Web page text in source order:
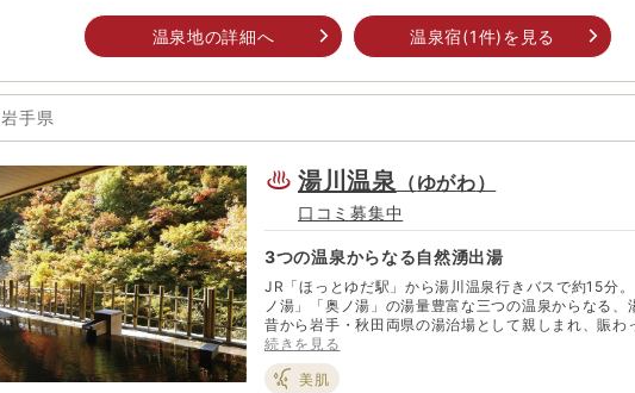
温泉地の詳細へ 温泉宿(1件)を見る
岩手県
湯川温泉 （ゆがわ）
口コミ募集中
3つの温泉からなる自然湧出湯
JR「ほっとゆだ駅」から湯川温泉行きバスで約15分
ノ湯」「奥ノ湯」の湯量豊富な三つの温泉からなる、
昔から岩手・秋田両県の湯治場として親しまれ、賑わ
知られる有名な温泉。 各地より多くの湯治客が訪れては交流を深めては、
情報を交換し合ったのだとか。緑豊かな峡谷に軒を連
た雰囲気を醸し出し、それが哀愁を深め、風情たっぷ
続きを見る
美肌